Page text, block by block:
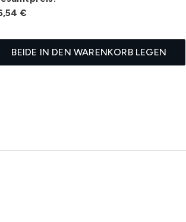
€
BEIDE IN DEN WARENKORB LEGEN